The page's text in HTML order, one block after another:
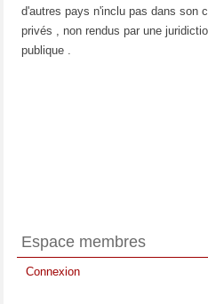
d'autres pays n'inclu pas dans son
privés , non rendus par une
publique .
Espace membres
Connexion